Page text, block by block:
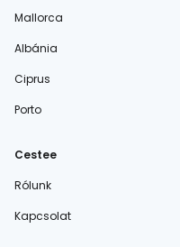
Mallorca
Albánia
Ciprus
Porto
Cestee
Rólunk
Kapcsolat